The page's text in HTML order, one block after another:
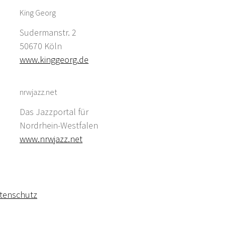
King Georg
Sudermanstr. 2
50670 Köln
www.kinggeorg.de
nrwjazz.net
Das Jazzportal für
Nordrhein-Westfalen
www.nrwjazz.net